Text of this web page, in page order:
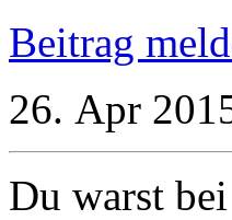
Beitrag
26. Apr
Du warst